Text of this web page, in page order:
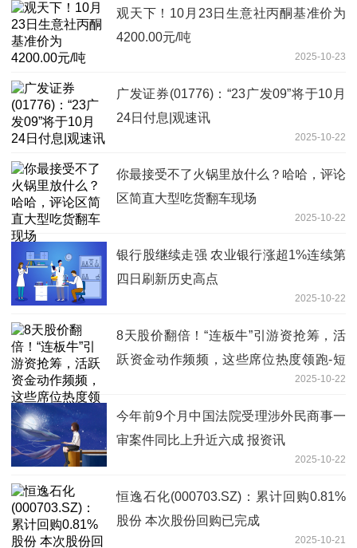
观天下！10月23日生意社丙酮基准价为
4200.00元/吨
2025-10-23
广发证券(01776)：“23广发09”将于10月
24日付息|观速讯
2025-10-22
你最接受不了火锅里放什么？哈哈，评论
区简直大型吃货翻车现场
2025-10-22
银行股继续走强 农业银行涨超1%连续第
四日刷新历史高点
2025-10-22
8天股价翻倍！“连板牛”引游资抢筹，活
跃资金动作频频，这些席位热度领跑-短
2025-10-22
今年前9个月中国法院受理涉外民商事一
审案件同比上升近六成 报资讯
2025-10-22
恒逸石化(000703.SZ)：累计回购0.81%
股份 本次股份回购已完成
2025-10-21